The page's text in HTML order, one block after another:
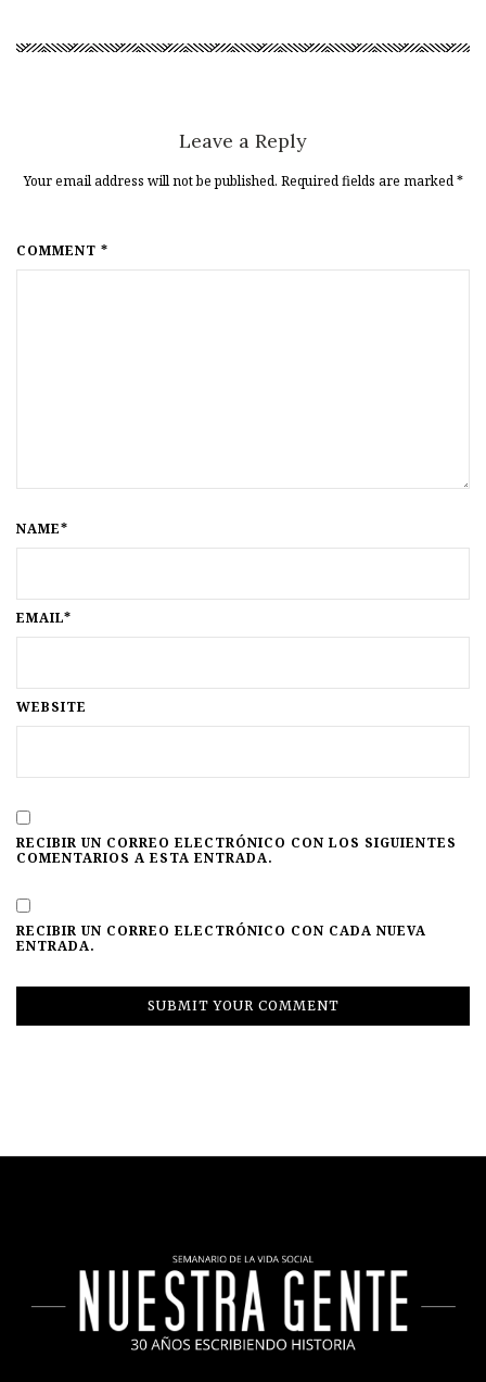
Leave a Reply
Your email address will not be published. Required fields are marked*
COMMENT *
NAME*
EMAIL*
WEBSITE
RECIBIR UN CORREO ELECTRÓNICO CON LOS SIGUIENTES
COMENTARIOS A ESTA ENTRADA.
RECIBIR UN CORREO ELECTRÓNICO CON CADA NUEVA
ENTRADA.